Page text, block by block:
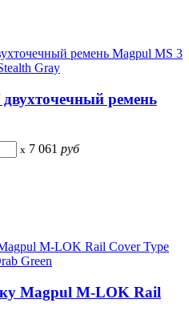
ремень
x 7 061 руб
Magpul M-LOK Rail